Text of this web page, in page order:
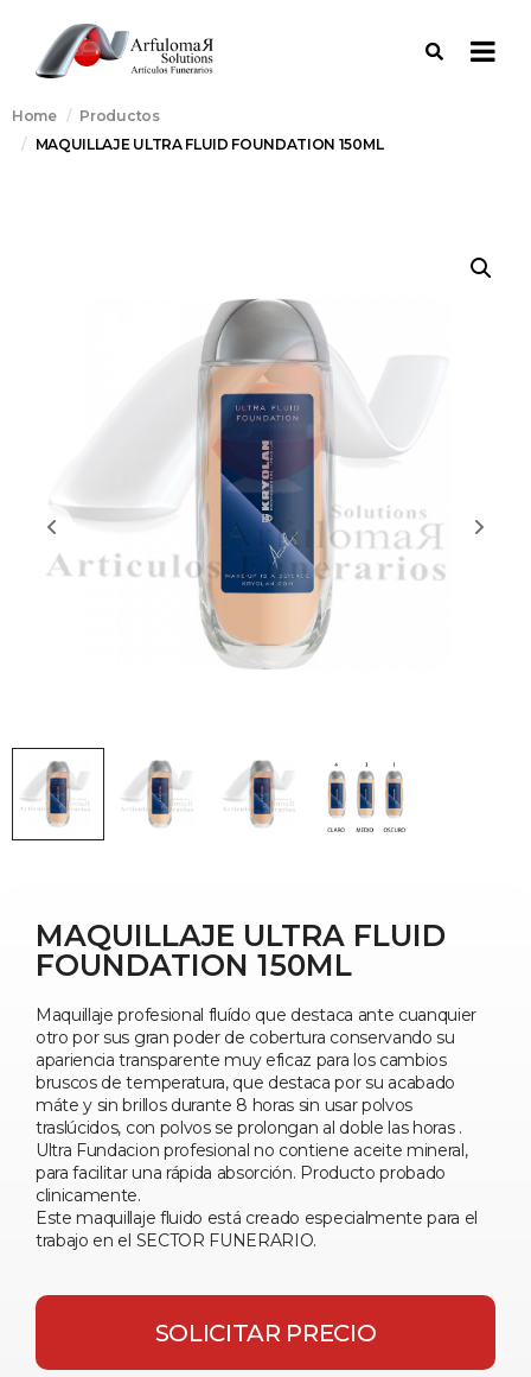
Home
Productos
MAQUILLAJE ULTRA FLUID FOUNDATION 150ML
MAQUILLAJE ULTRA FLUID
FOUNDATION 150ML
Maquillaje profesional fluído que destaca ante cuanquier
otro por sus gran poder de cobertura conservando su
apariencia transparente muy eficaz para los cambios
bruscos de temperatura, que destaca por su acabado
máte y sin brillos durante 8 horas sin usar polvos
traslúcidos, con polvos se prolongan al doble las horas .
Ultra Fundacion profesional no contiene aceite mineral,
para facilitar una rápida absorción. Producto probado
clinicamente.
Este maquillaje fluido está creado especialmente para el
trabajo en el SECTOR FUNERARIO.
SOLICITAR PRECIO